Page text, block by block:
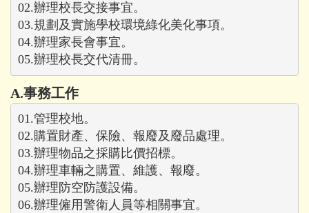
02.辦理校長交接事宜。
03.規劃及實施學校環境綠化美化事項。
04.辦理家長會事宜。
05.辦理校長交代清冊。
A.事務工作
01.管理校地。
02.購置財產、保險、報廢及廢品處理。
03.辦理物品之採購比價招標。
04.辦理車輛之購置、維護、報廢。
05.辦理防空防護設備。
06.辦理僱用警衛人員等相關事宜。